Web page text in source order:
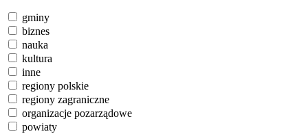
gminy
biznes
nauka
kultura
inne
regiony polskie
regiony zagraniczne
organizacje pozarządowe
powiaty